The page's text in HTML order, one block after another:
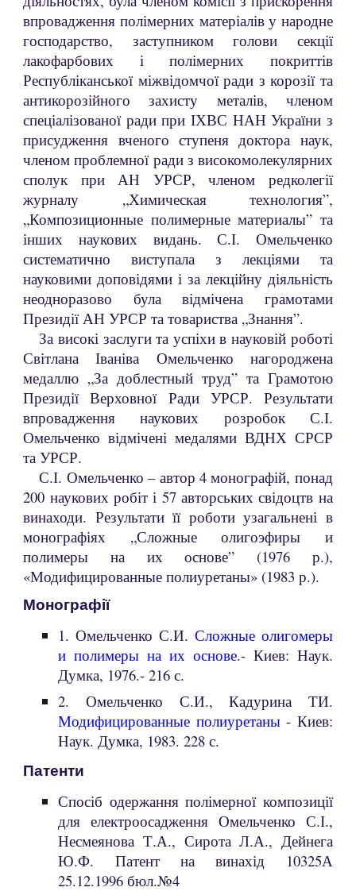
впровадження полімерних матеріалів у народне
господарство, заступником голови секції
лакофарбових і полімерних покриттів
Республіканської міжвідомчої ради з корозії та
антикорозійного захисту металів, членом
спеціалізованої ради при ІХВС НАН України з
присудження вченого ступеня доктора наук,
членом проблемної ради з високомолекулярних
сполук при АН УРСР, членом редколегії
журналу „Химическая технология”,
„Композиционные полимерные материалы” та
інших наукових видань. С.І. Омельченко
систематично виступала з лекціями та
науковими доповідями і за лекційну діяльність
неодноразово була відмічена грамотами
Президії АН УРСР та товариства „Знання”.
За високі заслуги та успіхи в науковій роботі
Світлана Іваніва Омельченко нагороджена
медаллю „За доблестный труд” та Грамотою
Президії Верховної Ради УРСР. Результати
впровадження наукових розробок С.І.
Омельченко відмічені медалями ВДНХ СРСР
та УРСР.
С.І. Омельченко – автор 4 монографій, понад
200 наукових робіт і 57 авторських свідоцтв на
винаходи. Результати її роботи узагальнені в
монографіях „Сложные олигоэфиры и
полимеры на их основе” (1976 р.),
«Модифицированные полиуретаны» (1983 р.).
Монографії
1. Омельченко С.И. Сложные олигомеры
и полимеры на их основе.- Киев: Наук.
Думка, 1976.- 216 с.
2. Омельченко С.И., Кадурина ТИ.
Модифицированные полиуретаны- Киев:
Наук. Думка, 1983. 228 с.
Патенти
Спосіб одержання полімерної композиції
для електроосадження Омельченко С.І.,
Несмеянова Т.А., Сирота Л.А., Дейнега
Ю.Ф. Патент на винахід 10325А
25.12.1996 бюл.№4